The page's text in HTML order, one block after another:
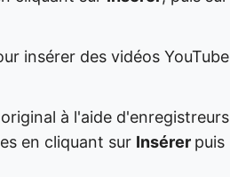
insérer des vidéos YouTube
à l'aide d'enregistreurs
en cliquant sur Insérer puis